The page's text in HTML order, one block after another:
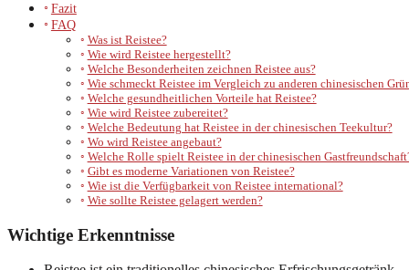
Fazit
FAQ
Was ist Reistee?
Wie wird Reistee hergestellt?
Welche Besonderheiten zeichnen Reistee aus?
Wie schmeckt Reistee im Vergleich zu anderen chinesischen
Welche gesundheitlichen Vorteile hat Reistee?
Wie wird Reistee zubereitet?
Welche Bedeutung hat Reistee in der chinesischen Teekultur?
Wo wird Reistee angebaut?
Welche Rolle spielt Reistee in der chinesischen
Gibt es moderne Variationen von Reistee?
Wie ist die Verfügbarkeit von Reistee international?
Wie sollte Reistee gelagert werden?
Wichtige Erkenntnisse